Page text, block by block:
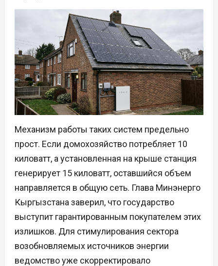
Механизм работы таких систем предельно
прост. Если домохозяйство потребляет 10
киловатт, а установленная на крыше станция
генерирует 15 киловатт, оставшийся объем
направляется в общую сеть. Глава Минэнерго
Кыргызстана заверил, что государство
выступит гарантированным покупателем этих
излишков. Для стимулирования сектора
возобновляемых источников энергии
ведомство уже скорректировало